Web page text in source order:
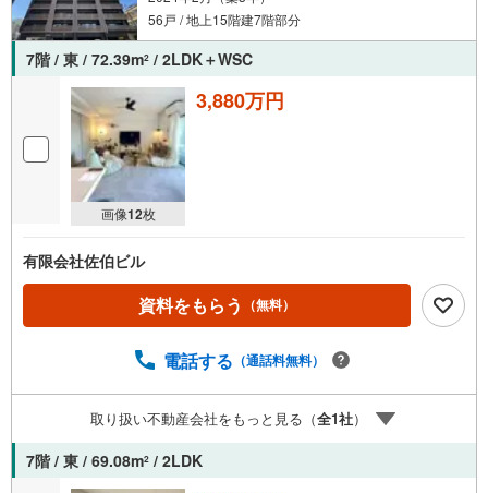
56戸 / 地上15階建7階部分
7階 / 東 / 72.39m2 / 2LDK＋WSC
画像12枚
3,880万円
有限会社佐伯ビル
資料をもらう （無料）
電話する （通話料無料）
取り扱い不動産会社をもっと見る（全1社）
7階 / 東 / 69.08m2 / 2LDK